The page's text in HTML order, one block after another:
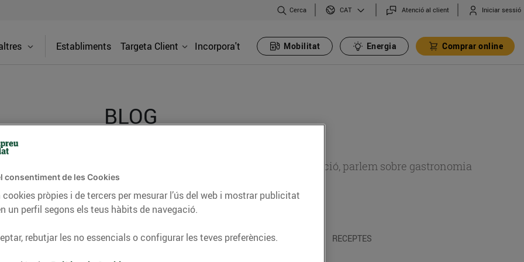
Cerca CAT Atenció al client Iniciar sessió
Establiments Targeta Client Incorpora't Mobilitat Energia Comprar online
BLOG
consells nutricionals, informació d’actualitat sobre alimentació, parlem sobre gastronomia
del nostre territori i molts altres temes.
CONSELLS I HÀBITS SALUDABLES ENERGIA GASTRONOMIA I TRADICIONS RECEPTES
consentiment de les Cookies
pròpies i de tercers per mesurar l’ús del web i mostrar publicitat
un perfil segons els teus hàbits de navegació.
rebutjar les no essencials o configurar les teves preferències.